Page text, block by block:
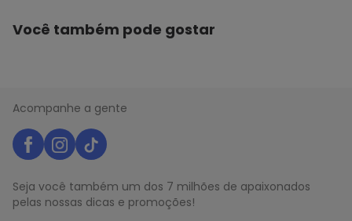
Você também pode gostar
Acompanhe a gente
Seja você também um dos 7 milhões de apaixonados
pelas nossas dicas e promoções!